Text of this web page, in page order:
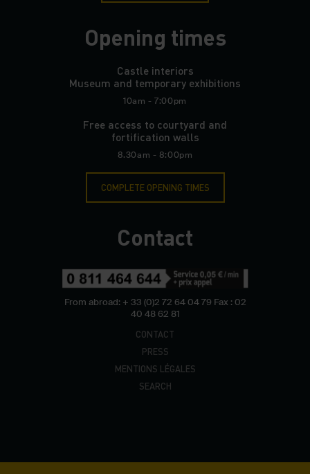
Opening times
Castle interiors
Museum and temporary exhibitions
10am - 7:00pm
Free access to courtyard and
fortification walls
8.30am - 8:00pm
COMPLETE OPENING TIMES
Contact
From abroad: + 33 (0)2 72 64 04 79 Fax : 02
40 48 62 81
CONTACT
PRESS
MENTIONS LÉGALES
SEARCH